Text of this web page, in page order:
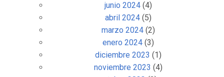
junio 2024(4)
abril 2024(5)
marzo 2024(2)
enero 2024(3)
diciembre 2023 (1)
noviembre 2023 (4)